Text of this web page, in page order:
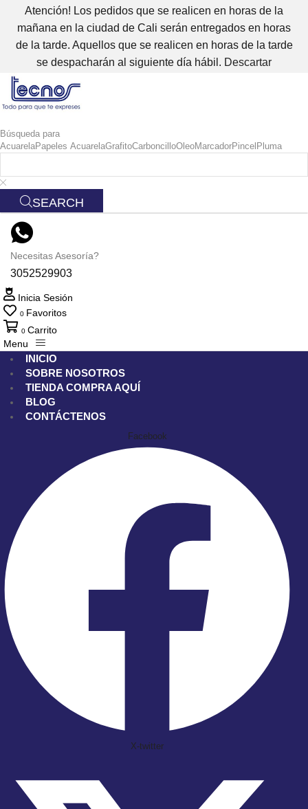
Atención! Los pedidos que se realicen en horas de la
mañana en la ciudad de Cali serán entregados en horas
de la tarde. Aquellos que se realicen en horas de la tarde
se despacharán al siguiente día hábil. Descartar
Búsqueda para
AcuarelaPapeles AcuarelaGrafitoCarboncilloOleoMarcadorPincel Pluma
SEARCH
Necesitas Asesoría?
3052529903
Inicia Sesión
0 Favoritos
0 Carrito
Menu
INICIO
SOBRE NOSOTROS
TIENDA COMPRA AQUÍ
BLOG
CONTÁCTENOS
Facebook
X-twitter